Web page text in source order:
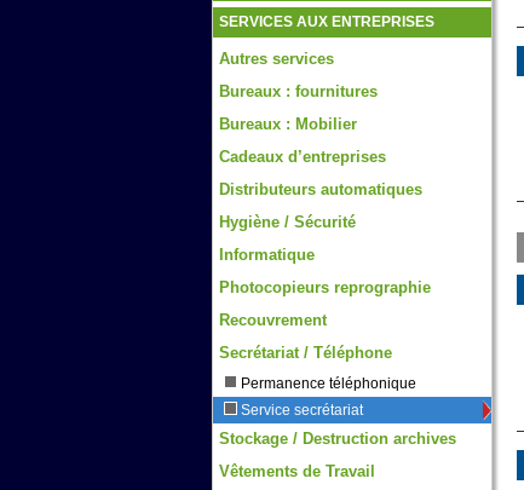
SERVICES AUX ENTREPRISES
Autres services
Bureaux : fournitures
Bureaux : Mobilier
Cadeaux d’entreprises
Distributeurs automatiques
Hygiène / Sécurité
Informatique
Photocopieurs reprographie
Recouvrement
Secrétariat / Téléphone
Permanence téléphonique
Service secrétariat
Stockage / Destruction archives
Vêtements de Travail